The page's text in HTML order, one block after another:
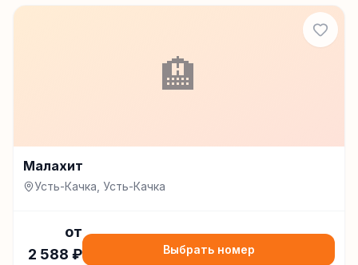
🏨
Малахит
Усть-Качка, Усть-Качка
от
2 588 ₽ Выбрать номер